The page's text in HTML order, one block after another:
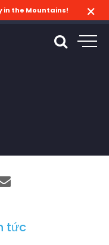
in the Mountains!
tức